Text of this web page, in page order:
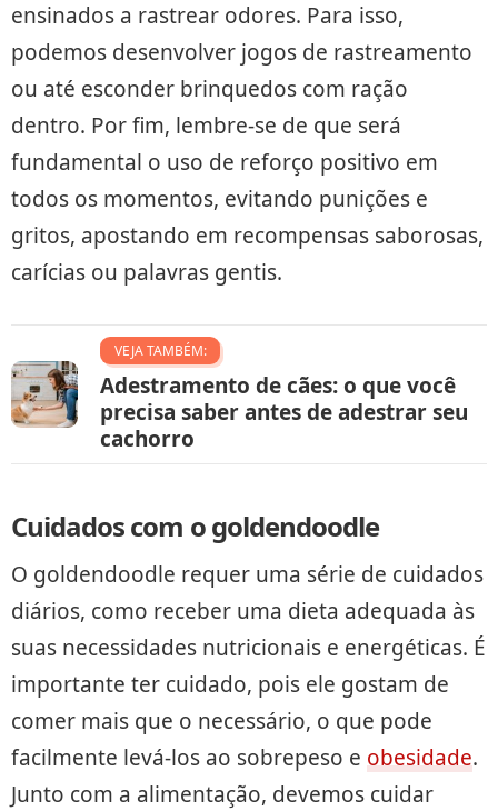
ensinados a rastrear odores. Para isso,
podemos desenvolver jogos de rastreamento
ou até esconder brinquedos com ração
dentro. Por fim, lembre-se de que será
fundamental o uso de reforço positivo em
todos os momentos, evitando punições e
gritos, apostando em recompensas saborosas,
carícias ou palavras gentis.
VEJA TAMBÉM:
Adestramento de cães: o que você
precisa saber antes de adestrar seu
cachorro
Cuidados com o goldendoodle
O goldendoodle requer uma série de cuidados
diários, como receber uma dieta adequada às
suas necessidades nutricionais e energéticas. É
importante ter cuidado, pois ele gostam de
comer mais que o necessário, o que pode
facilmente levá-los ao sobrepeso e obesidade.
Junto com a alimentação, devemos cuidar